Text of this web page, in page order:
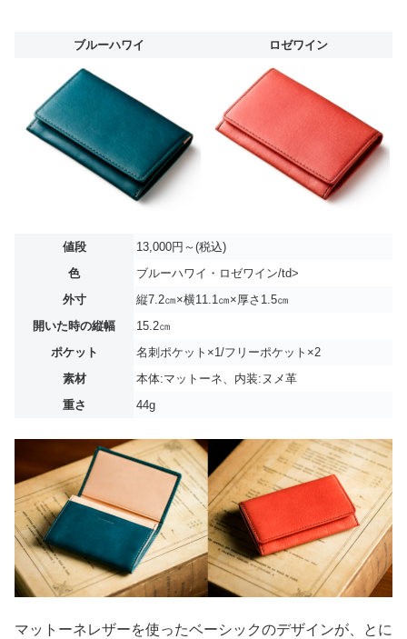
ブルーハワイ ロゼワイン
値段
13,000円～(税込)
色
ブルーハワイ・ロゼワイン/td>
外寸
縦7.2㎝×横11.1㎝×厚さ1.5㎝
開いた時の縦幅
15.2㎝
ポケット
名刺ポケット×1/フリーポケット×2
素材
本体:マットーネ、内装:ヌメ革
重さ
44g
マットーネレザーを使ったベーシックのデザインが、とに